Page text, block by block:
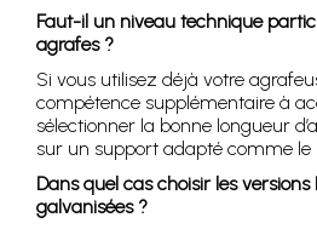
Faut-il un niveau technique
agrafes ?
Si vous utilisez déjà votre
compétence supplémentaire à
sélectionner la bonne longueur
sur un support adapté comme le
Dans quel cas choisir les
galvanisées ?